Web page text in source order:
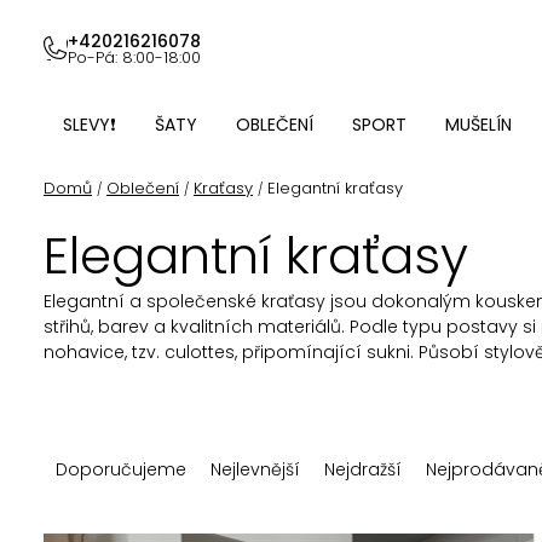
obsah
+420216216078
Po-Pá: 8:00-18:00
SLEVY❗ ŠATY OBLEČENÍ SPORT MUŠELÍN
Domů / Oblečení / Kraťasy / Elegantní kraťasy
Elegantní kraťasy
Elegantní a společenské kraťasy jsou dokonalým
střihů, barev a kvalitních materiálů. Podle typu postavy
nohavice, tzv. culottes, připomínající sukni. Působí
Ř
Doporučujeme Nejlevnější Nejdražší